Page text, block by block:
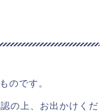
のです。
の上、お出かけくだ